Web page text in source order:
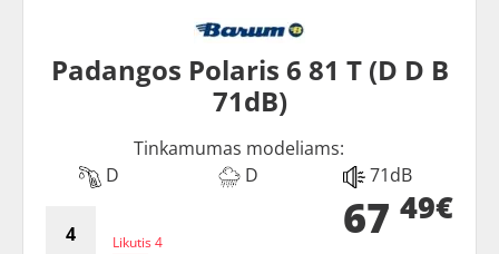
Padangos Polaris 6 81 T (D D B
71dB)
Tinkamumas modeliams:
D
D 71dB
Likutis 4 67 49€